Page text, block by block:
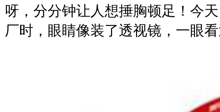
呀，分分钟让人想捶胸顿足！今
厂时，眼睛像装了透视镜，一眼